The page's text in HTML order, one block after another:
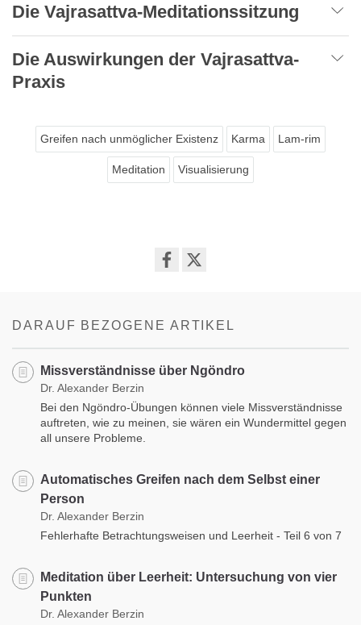
Die Vajrasattva-Meditationssitzung
Die Auswirkungen der Vajrasattva-
Praxis
Greifen nach unmöglicher Existenz Karma Lam-rim
Meditation Visualisierung
DARAUF BEZOGENE ARTIKEL
Missverständnisse über Ngöndro
Dr. Alexander Berzin
Bei den Ngöndro-Übungen können viele Missverständnisse
auftreten, wie zu meinen, sie wären ein Wundermittel gegen
all unsere Probleme.
Automatisches Greifen nach dem Selbst einer
Person
Dr. Alexander Berzin
Fehlerhafte Betrachtungsweisen und Leerheit - Teil 6 von 7
Meditation über Leerheit: Untersuchung von vier
Punkten
Dr. Alexander Berzin